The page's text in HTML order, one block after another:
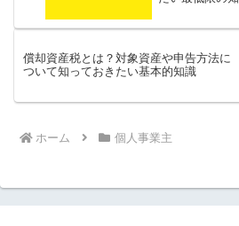
償却資産税とは？対象資産や申告方法に
ついて知っておきたい基本的知識
ホーム 個人事業主